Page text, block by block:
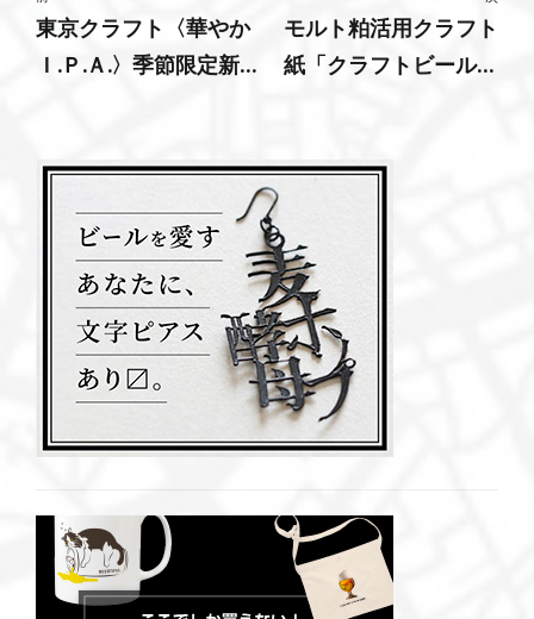
東京クラフト〈華やか
Ｉ.Ｐ.Ａ.〉季節限定新発
モルト粕活用クラフト
紙「クラフトビールペ